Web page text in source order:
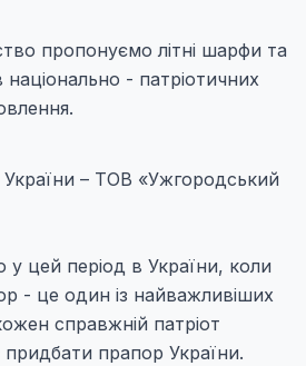
пропонуємо літні шарфи та
- патріотичних
– ТОВ «Ужгородський
цей період в України, коли
- це один із найважливіших
справжній патріот
прапор України.